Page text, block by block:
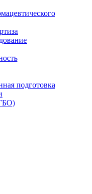
подготовка